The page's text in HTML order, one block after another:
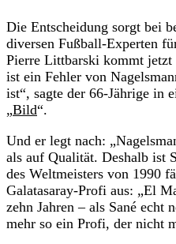
Die Entscheidung sorgt bei
diversen Fußball-Experten
Pierre Littbarski kommt jetzt
ist ein Fehler von
ist“, sagte der 66-Jährige in
„Bild“.
Und er legt nach:
als auf Qualität. Deshalb ist
des Weltmeisters von 1990
Galatasaray-Profi aus: „El
zehn Jahren – als Sané echt
mehr so ein Profi, der nicht